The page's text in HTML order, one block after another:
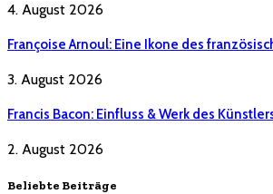
4. August 2026
Françoise Arnoul: Eine Ikone des
3. August 2026
Francis Bacon: Einfluss & Werk des
2. August 2026
Beliebte Beiträge